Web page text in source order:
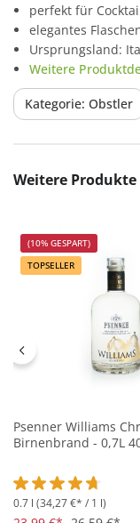
perfekt für
elegantes
Ursprungsland:
Weitere
Kategorie: Obstler
Produktgalerie
Weitere
(10% GESPART)
TOPSELLER
Psenner Williams
Birnenbrand - 0,7L
Durchschnittliche
0.7 l (34,27 €* / 1 l)